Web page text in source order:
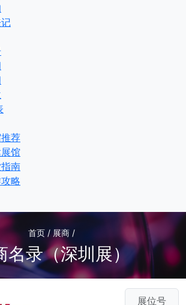
荐
馆
南
略
首页 / 展商 /
名录（深圳展）
展位号